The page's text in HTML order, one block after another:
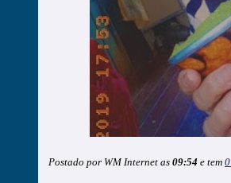
Postado por WM Internet as 09:54 e tem